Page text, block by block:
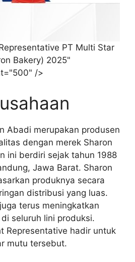
PT Multi Star
Bakery) 2025"
/>
Abadi merupakan produsen
dengan merek Sharon
ini berdiri sejak tahun 1988
Jawa Barat. Sharon
produknya secara
distribusi yang luas.
terus meningkatkan
seluruh lini produksi.
Representative hadir untuk
mutu tersebut.